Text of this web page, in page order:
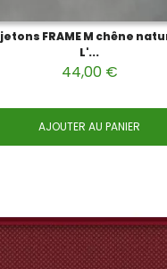
FRAME M chêne
L'...
44,00 €
AJOUTER AU PANIER